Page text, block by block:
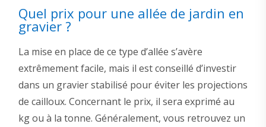
Quel prix pour une allée de jardin en
gravier ?
La mise en place de ce type d’allée s’avère
extrêmement facile, mais il est conseillé d’investir
dans un gravier stabilisé pour éviter les projections
de cailloux. Concernant le prix, il sera exprimé au
kg ou à la tonne. Généralement, vous retrouvez un